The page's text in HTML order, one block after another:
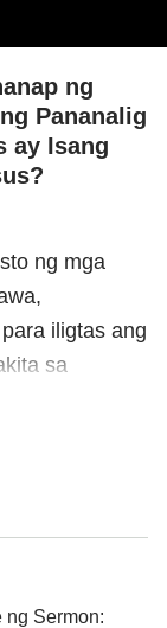
ng
Pananalig
ay Isang
ng mga
iligtas ang
sa
salita ay
at
rehiyon, at
ang
ng Sermon: